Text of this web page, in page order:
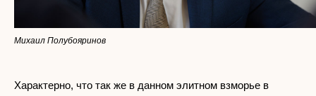
Михаил Полубояринов
Характерно, что так же в данном элитном взморье в